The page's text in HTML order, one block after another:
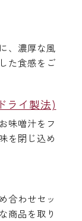
、濃厚な風
た食感をご
ライ製法)
味噌汁をフ
を閉じ込め
合わせセッ
商品を取り